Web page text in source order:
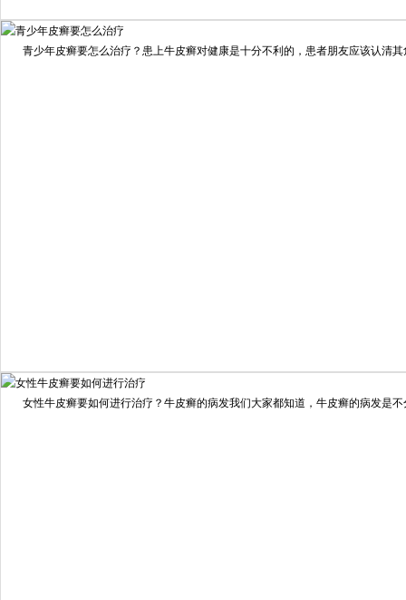
我要咨询我要预约
擅长：住院部主任 【个人简介】 肖建华，成都银康银屑病...
我要咨询 我要预约
青少年皮癣要怎么治疗？患上牛皮癣对健康是十分不利的，患者朋友应该认清其
女性牛皮癣要如何进行治疗？牛皮癣的病发我们大家都知道，牛皮癣的病发是不